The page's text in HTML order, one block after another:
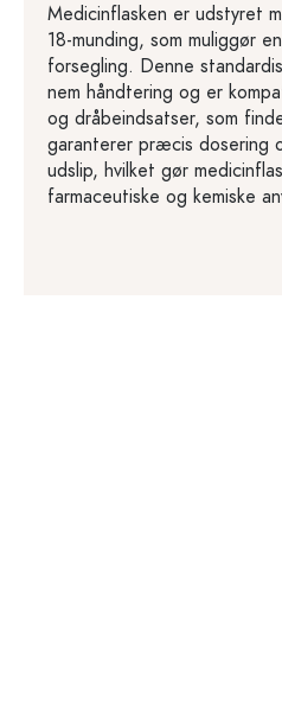
Medicinflasken er udstyret
18-munding, som muliggør
forsegling. Denne
nem håndtering og er
og dråbeindsatser, som
garanterer præcis dosering
udslip, hvilket gør
farmaceutiske og kemiske